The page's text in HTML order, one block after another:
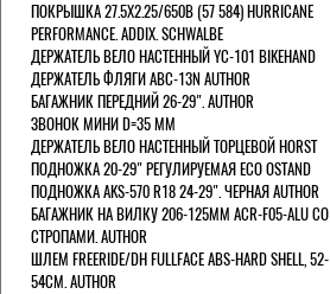
ПОКРЫШКА 27.5X2.25/650B (57 584) HURRICANE
PERFORMANCE. ADDIX. SCHWALBE
ДЕРЖАТЕЛЬ ВЕЛО НАСТЕННЫЙ YC-101 BIKEHAND
ДЕРЖАТЕЛЬ ФЛЯГИ ABC-13N AUTHOR
БАГАЖНИК ПЕРЕДНИЙ 26-29". AUTHOR
ЗВОНОК МИНИ D=35 ММ
ДЕРЖАТЕЛЬ ВЕЛО НАСТЕННЫЙ ТОРЦЕВОЙ HORST
ПОДНОЖКА 20-29" РЕГУЛИРУЕМАЯ ECO OSTAND
ПОДНОЖКА AKS-570 R18 24-29". ЧЕРНАЯ AUTHOR
БАГАЖНИК НА ВИЛКУ 206-125ММ ACR-F05-ALU СО
СТРОПАМИ. AUTHOR
ШЛЕМ FREERIDE/DH FULLFACE ABS-HARD SHELL, 52-
54СМ. AUTHOR